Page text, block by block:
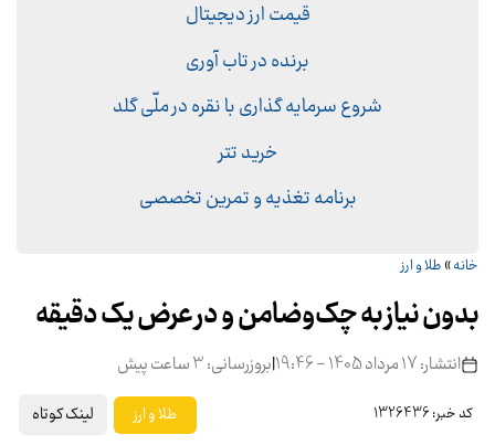
قیمت ارز دیجیتال
برنده در تاب آوری
شروع سرمایه گذاری با نقره در ملّی گلد
خرید تتر
برنامه تغذیه و تمرین تخصصی